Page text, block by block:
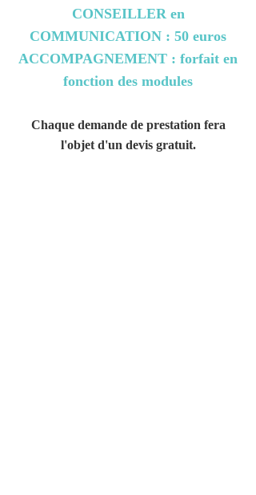
CONSEILLER en
COMMUNICATION : 50 euros
ACCOMPAGNEMENT : forfait en
fonction des modules
Chaque demande de prestation fera
l'objet d'un devis gratuit.